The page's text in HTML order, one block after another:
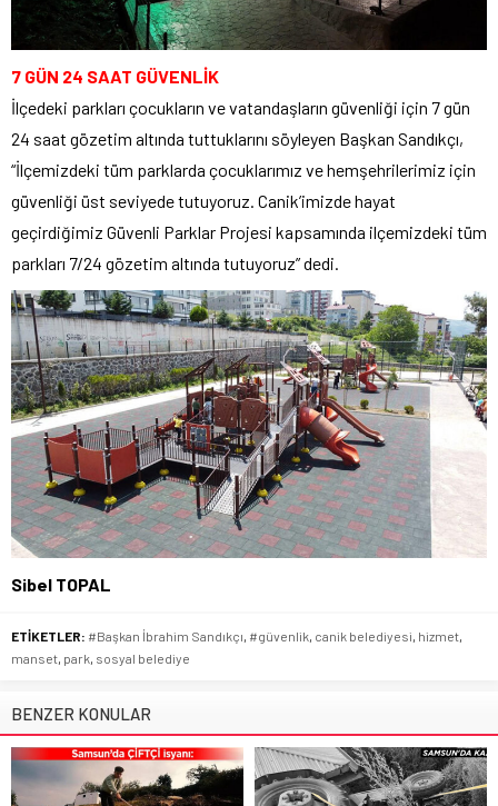
7 GÜN 24 SAAT GÜVENLİK
İlçedeki parkları çocukların ve vatandaşların güvenliği için 7 gün
24 saat gözetim altında tuttuklarını söyleyen Başkan Sandıkçı,
“İlçemizdeki tüm parklarda çocuklarımız ve hemşehrilerimiz için
güvenliği üst seviyede tutuyoruz. Canik’imizde hayat
geçirdiğimiz Güvenli Parklar Projesi kapsamında ilçemizdeki tüm
parkları 7/24 gözetim altında tutuyoruz” dedi.
Sibel TOPAL
ETİKETLER: #Başkan İbrahim Sandıkçı #güvenlik canik belediyesi hizmet
manset park sosyal belediye
BENZER KONULAR